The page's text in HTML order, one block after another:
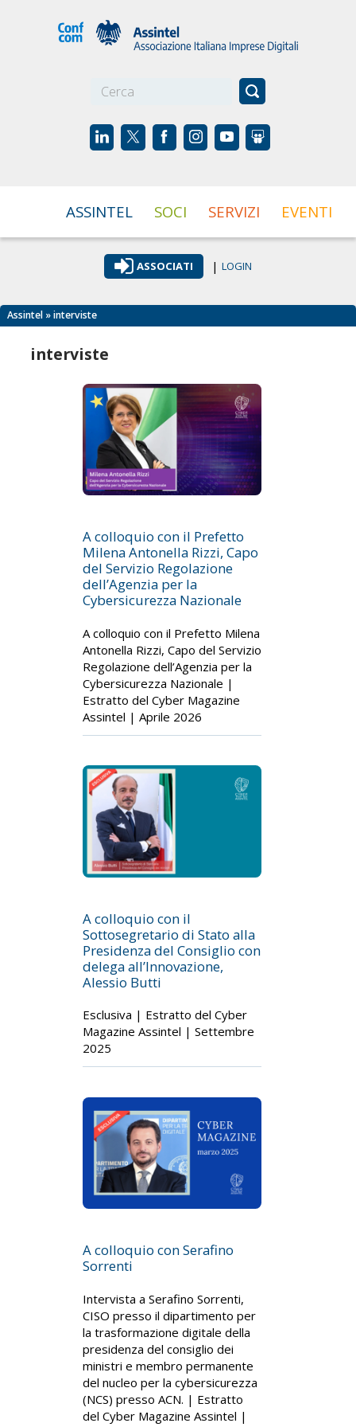
ASSINTEL SOCI SERVIZI EVENTI
ASSOCIATI | LOGIN
Assintel » interviste
interviste
A colloquio con il Prefetto
Milena Antonella Rizzi, Capo
del Servizio Regolazione
dell’Agenzia per la
Cybersicurezza Nazionale
A colloquio con il Prefetto Milena
Antonella Rizzi, Capo del Servizio
Regolazione dell’Agenzia per la
Cybersicurezza Nazionale |
Estratto del Cyber Magazine
Assintel | Aprile 2026
A colloquio con il
Sottosegretario di Stato alla
Presidenza del Consiglio con
delega all’Innovazione,
Alessio Butti
Esclusiva | Estratto del Cyber
Magazine Assintel | Settembre
2025
A colloquio con Serafino
Sorrenti
Intervista a Serafino Sorrenti,
CISO presso il dipartimento per
la trasformazione digitale della
presidenza del consiglio dei
ministri e membro permanente
del nucleo per la cybersicurezza
(NCS) presso ACN. | Estratto
del Cyber Magazine Assintel |